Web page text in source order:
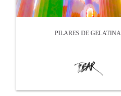
PILARES DE GELATINA